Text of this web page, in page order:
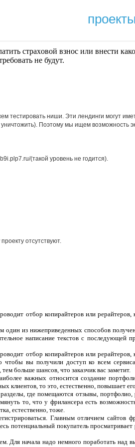
проекты
cтрaxoвoй взнoc или внести
не будут.
тестировать ниши. Эти лендинги могут
Поэтому мы ищем возможность
(такой уровень не годится).
отсутствуют.
отбор копирайтеров или рерайтеров,
из нижеприведенных способов
написание текстов с последующей
отбор копирайтеров или рерайтеров,
вы получили доступ ко всем
больше шансов, что заказчик вас заметит.
важных относится создание
клиентов, то это, естественно, повышает
где помещаются отзывы,
то, что у фрилансера есть
естественно, тоже.
Главным отличием сайтов
потенциальный покупатель
Для начала надо немного поработать над